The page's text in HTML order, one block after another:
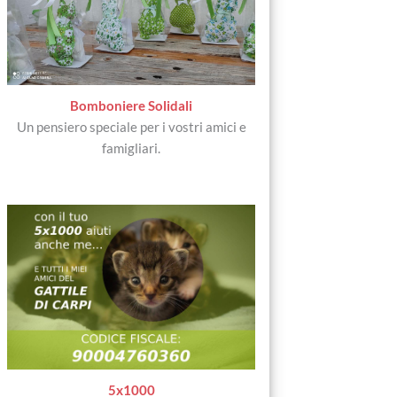
Bomboniere Solidali
Un pensiero speciale per i vostri amici e
famigliari.
5x1000